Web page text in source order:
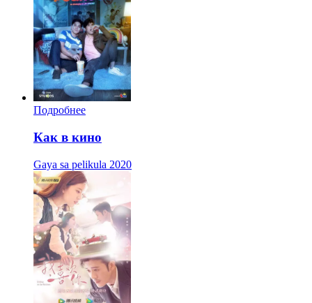
Подробнее
Как в кино
Gaya sa pelikula 2020